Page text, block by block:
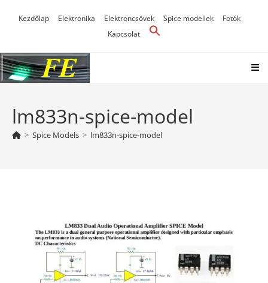
Kezdőlap Elektronika Elektroncsövek Spice modellek
Fotók
Kapcsolat
lm833n-spice-model
> Spice Models > lm833n-spice-model